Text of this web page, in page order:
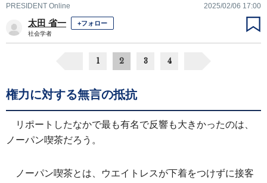
PRESIDENT Online 2025/02/06 17:00
太田 省一 +フォロー
社会学者
1 2 3 4
権力に対する無言の抵抗
リポートしたなかで最も有名で反響も大きかったのは、
ノーパン喫茶だろう。
ノーパン喫茶とは、ウエイトレスが下着をつけずに接客